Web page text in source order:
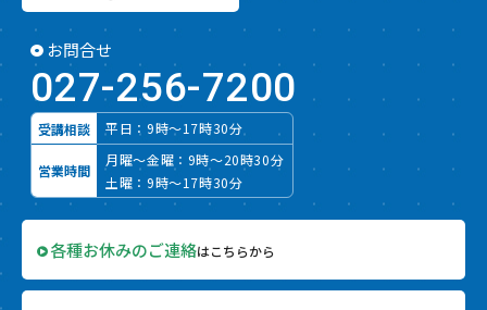
お問合せ
027-256-7200
受講相談 平日：9時～17時30分
営業時間
月曜～金曜：9時～20時30分
土曜：9時～17時30分
各種お休みのご連絡はこちらから